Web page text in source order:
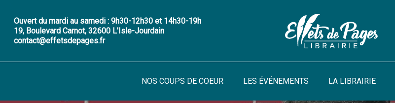
Ouvert du mardi au samedi : 9h30-12h30 et 14h30-19h
19, Boulevard Carnot, 32600 L’Isle-Jourdain
contact@effetsdepages.fr
NOS COUPS DE COEUR LES ÉVÉNEMENTS LA LIBRAIRIE